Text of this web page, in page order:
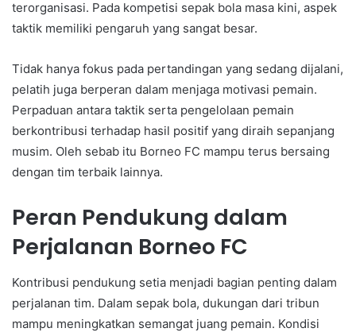
terorganisasi. Pada kompetisi sepak bola masa kini, aspek
taktik memiliki pengaruh yang sangat besar.
Tidak hanya fokus pada pertandingan yang sedang dijalani,
pelatih juga berperan dalam menjaga motivasi pemain.
Perpaduan antara taktik serta pengelolaan pemain
berkontribusi terhadap hasil positif yang diraih sepanjang
musim. Oleh sebab itu Borneo FC mampu terus bersaing
dengan tim terbaik lainnya.
Peran Pendukung dalam
Perjalanan Borneo FC
Kontribusi pendukung setia menjadi bagian penting dalam
perjalanan tim. Dalam sepak bola, dukungan dari tribun
mampu meningkatkan semangat juang pemain. Kondisi